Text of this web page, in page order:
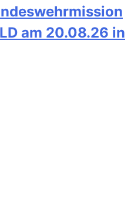
am 20.08.26 in